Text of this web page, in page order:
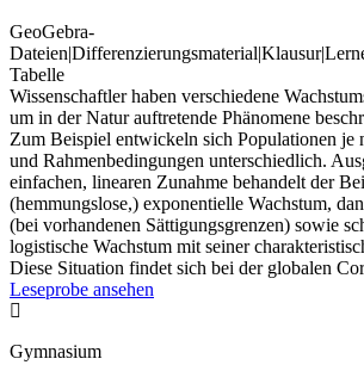
GeoGebra-
Tabelle
Wissenschaftler haben verschiedene
um in der Natur auftretende Phänomene
Zum Beispiel entwickeln sich Populationen je
und Rahmenbedingungen unterschiedlich.
einfachen, linearen Zunahme behandelt der
(hemmungslose,) exponentielle Wachstum,
(bei vorhandenen Sättigungsgrenzen) sowie
logistische Wachstum mit seiner
Diese Situation findet sich bei der globalen
Leseprobe ansehen

Gymnasium